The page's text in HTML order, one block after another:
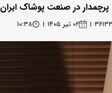
پرچمدار در صنعت پوشاک ایران
۰۲ تیر ۱۴۰۵ ۱۰:۳۸